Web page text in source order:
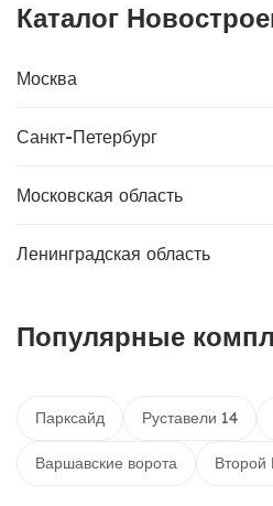
Каталог
Москва
Санкт-Петербург
Московская область
Ленинградская область
Популярные
Парксайд Руставели 14
Варшавские ворота Второй